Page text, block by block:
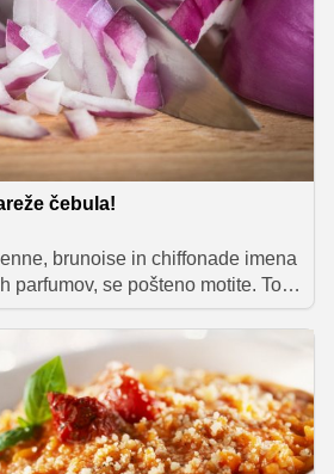
pridihom, katere recept nam
pevec zaupal in vam ga
čebula!
brunoise in chiffonade imena
parfumov, se pošteno motite. To
jih uporabljajo največji kuharski
in vaje pa se jih lahko naučite tudi
kosov zelenjave, dober nož
se lahko začne!